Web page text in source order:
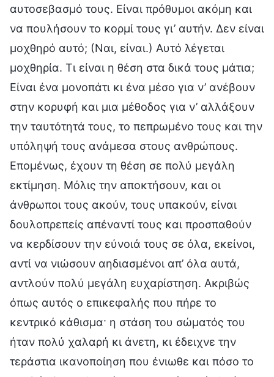
αυτοσεβασμό τους. Είναι πρόθυμοι ακόμη και
να πουλήσουν το κορμί τους γι’ αυτήν. Δεν είναι
μοχθηρό αυτό; (Ναι, είναι.) Αυτό λέγεται
μοχθηρία. Τι είναι η θέση στα δικά τους μάτια;
Είναι ένα μονοπάτι κι ένα μέσο για ν’ ανέβουν
στην κορυφή και μια μέθοδος για ν’ αλλάξουν
την ταυτότητά τους, το πεπρωμένο τους και την
υπόληψή τους ανάμεσα στους ανθρώπους.
Επομένως, έχουν τη θέση σε πολύ μεγάλη
εκτίμηση. Μόλις την αποκτήσουν, και οι
άνθρωποι τους ακούν, τους υπακούν, είναι
δουλοπρεπείς απέναντί τους και προσπαθούν
να κερδίσουν την εύνοιά τους σε όλα, εκείνοι,
αντί να νιώσουν αηδιασμένοι απ’ όλα αυτά,
αντλούν πολύ μεγάλη ευχαρίστηση. Ακριβώς
όπως αυτός ο επικεφαλής που πήρε το
κεντρικό κάθισμα· η στάση του σώματός του
ήταν πολύ χαλαρή κι άνετη, κι έδειχνε την
τεράστια ικανοποίηση που ένιωθε και πόσο το